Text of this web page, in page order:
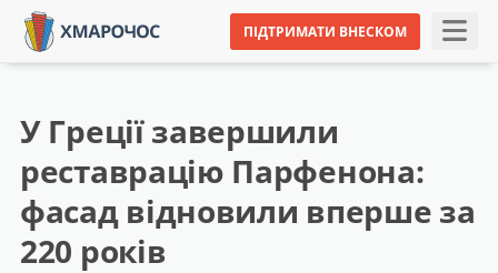
ПІДТРИМАТИ ВНЕСКОМ
У Греції завершили
реставрацію Парфенона:
фасад відновили вперше за
220 років